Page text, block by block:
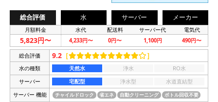
総合評価 水 サーバー メーカー
月額料金 水代 配送料 サーバー代 電気代
5,823円〜 4,233円〜 0円〜 1,100円 490円〜
総合評価 9.2 ［ ］
水の種類 天然水 浄水
RO水
サーバー
宅配型 浄水型
水道直結型
サーバー 機能
チャイルドロック 省エネ 自動クリーニング ボトル回収不要